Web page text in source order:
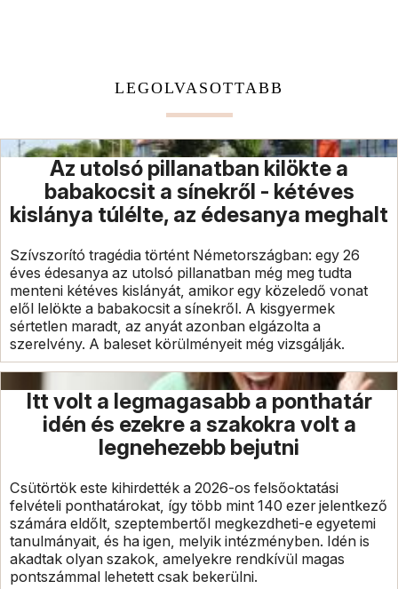
LEGOLVASOTTABB
Az utolsó pillanatban kilökte a
babakocsit a sínekről - kétéves
kislánya túlélte, az édesanya meghalt
Szívszorító tragédia történt Németországban: egy 26
éves édesanya az utolsó pillanatban még meg tudta
menteni kétéves kislányát, amikor egy közeledő vonat
elől lelökte a babakocsit a sínekről. A kisgyermek
sértetlen maradt, az anyát azonban elgázolta a
szerelvény. A baleset körülményeit még vizsgálják.
Itt volt a legmagasabb a ponthatár
idén és ezekre a szakokra volt a
legnehezebb bejutni
Csütörtök este kihirdették a 2026-os felsőoktatási
felvételi ponthatárokat, így több mint 140 ezer jelentkező
számára eldőlt, szeptembertől megkezdheti-e egyetemi
tanulmányait, és ha igen, melyik intézményben. Idén is
akadtak olyan szakok, amelyekre rendkívül magas
pontszámmal lehetett csak bekerülni.